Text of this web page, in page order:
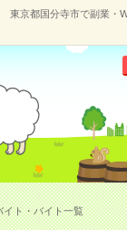
東京都国分寺市で副業・
ト・バイト一覧